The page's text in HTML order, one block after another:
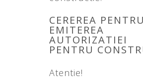
CEREREA PENTRU
EMITEREA
AUTORIZATIEI
PENTRU
Atentie!